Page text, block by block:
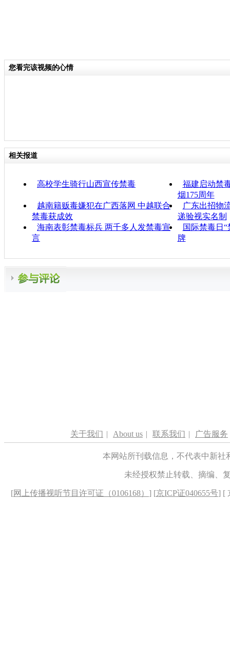
您看完该视频的心情
相关报道
高校学生骑行山西宣传禁毒
福建启动禁
烟175周年
越南籍贩毒嫌犯在广西落网 中越联合
禁毒获成效
广东出招物
递验视实名制
海南表彰禁毒标兵 两千多人发禁毒宣
言
国际禁毒日
牌
关于我们 | About us | 联系我们 | 广告服务
本网站所刊载信息，不代表中新
未经授权禁止转载、摘编、
[网上传播视听节目许可证（0106168） ] [京ICP证040655号] [